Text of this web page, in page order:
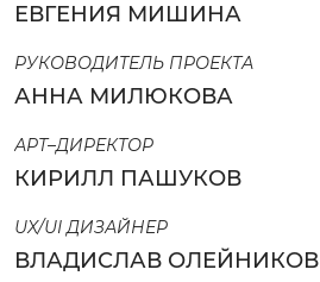
ЕВГЕНИЯ МИШИНА
РУКОВОДИТЕЛЬ ПРОЕКТА
АННА МИЛЮКОВА
АРТ–ДИРЕКТОР
КИРИЛЛ ПАШУКОВ
UX/UI ДИЗАЙНЕР
ВЛАДИСЛАВ ОЛЕЙНИКОВ